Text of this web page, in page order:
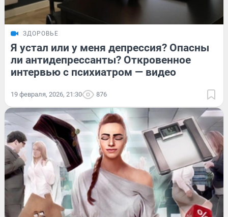
ЗДОРОВЬЕ
Я устал или у меня депрессия? Опасны
ли антидепрессанты? Откровенное
интервью с психиатром — видео
19 февраля, 2026, 21:30 876